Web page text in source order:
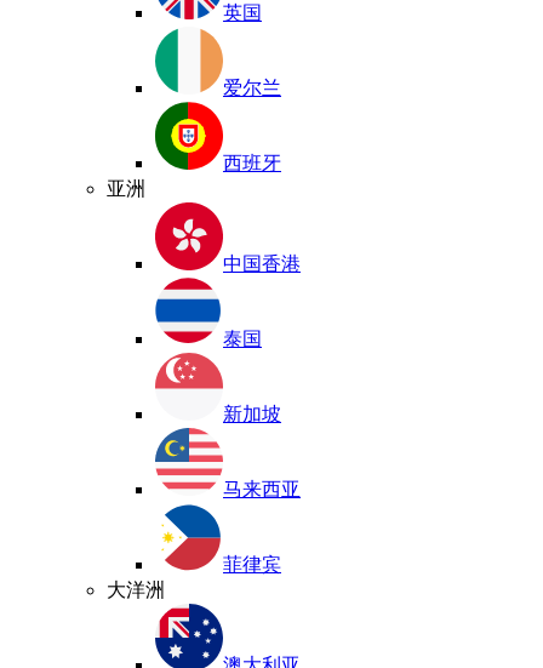
英国
爱尔兰
西班牙
亚洲
中国香港
泰国
新加坡
马来西亚
菲律宾
大洋洲